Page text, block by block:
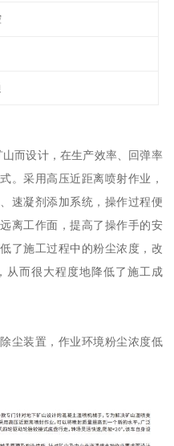
而设计，在生产效率、回弹率
。采用高压近距离喷射作业，
速凝剂添加系统，操作过程便
离工作面，提高了操作手的安
了施工过程中的粉尘浓度，改
从而很大程度地降低了施工成
尘装置，作业环境粉尘浓度低